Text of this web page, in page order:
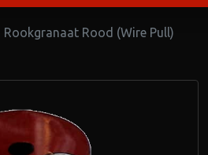
Rookgranaat Rood (Wire Pull)